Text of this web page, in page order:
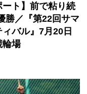
ート】前で粘り続
勝／『第22回サマ
バル』7月20日
輪場